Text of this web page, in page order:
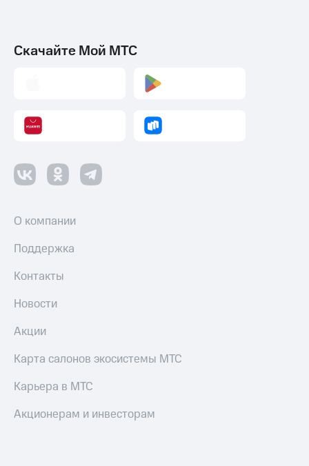
Скачайте Мой МТС
О компании
Поддержка
Контакты
Новости
Акции
Карта салонов экосистемы МТС
Карьера в МТС
Акционерам и инвесторам